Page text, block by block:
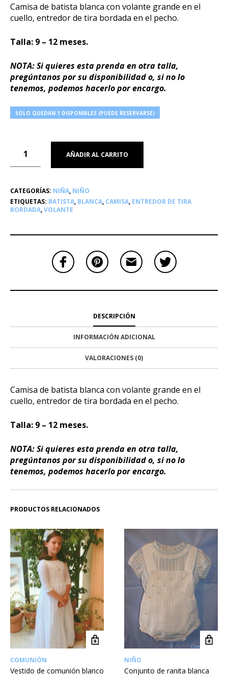
Camisa de batista blanca con volante grande en el
cuello, entredor de tira bordada en el pecho.
Talla: 9 – 12 meses.
NOTA: Si quieres esta prenda en otra talla,
pregúntanos por su disponibilidad o, si no lo
tenemos, podemos hacerlo por encargo.
SOLO QUEDAN 1 DISPONIBLES (PUEDE RESERVARSE)
AÑADIR AL CARRITO
CATEGORÍAS: NIÑA, NIÑO
ETIQUETAS: BATISTA, BLANCA, CAMISA, ENTREDOR DE TIRA
BORDADA,VOLANTE
DESCRIPCIÓN
INFORMACIÓN ADICIONAL
VALORACIONES (0)
Camisa de batista blanca con volante grande en el
cuello, entredor de tira bordada en el pecho.
Talla: 9 – 12 meses.
NOTA: Si quieres esta prenda en otra talla,
pregúntanos por su disponibilidad o, si no lo
tenemos, podemos hacerlo por encargo.
PRODUCTOS RELACIONADOS
COMUNIÓN
Vestido de comunión blanco
NIÑO
Conjunto de ranita blanca